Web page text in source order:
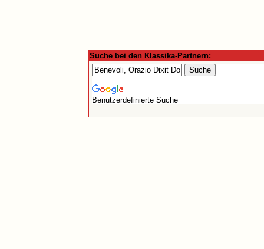
Suche bei den Klassika-Partnern:
Benutzerdefinierte Suche